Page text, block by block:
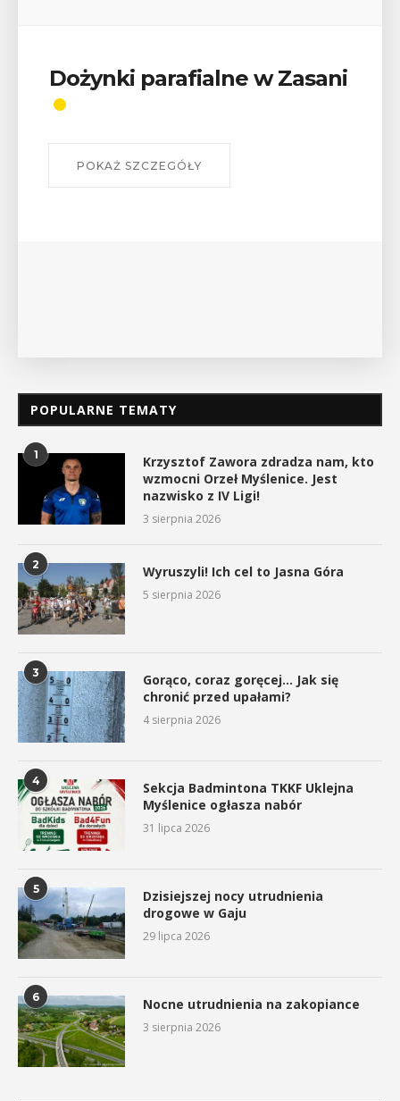
Wykład „Jak zdobyć
odznaki na myślenickich
W środę 12 sierpnia o godz. 17 w Miejskiej
POPULARNE TEMATY
1
Krzysztof Zawora zdradza nam, kto
wzmocni Orzeł Myślenice. Jest
nazwisko z IV Ligi!
3 sierpnia 2026
2 Wyruszyli! Ich cel to Jasna Góra
5 sierpnia 2026
3
Gorąco, coraz goręcej… Jak się
chronić przed upałami?
4 sierpnia 2026
4
Sekcja Badmintona TKKF Uklejna
Myślenice ogłasza nabór
31 lipca 2026
5
Dzisiejszej nocy utrudnienia
drogowe w Gaju
29 lipca 2026
6 Nocne utrudnienia na zakopiance
3 sierpnia 2026